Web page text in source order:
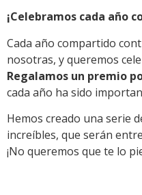
¡Celebramos cada año
Cada año compartido
nosotras, y queremos
Regalamos un premio
cada año ha sido
Hemos creado una serie
increíbles, que serán
¡No queremos que te lo